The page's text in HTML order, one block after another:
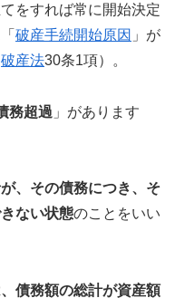
をすれば常に開始決定
破産手続開始原因 」が
破産法30条1項）。
務超過 」があります
、その債務につき、そ
ない状態のことをいい
債務額の総計が資産額